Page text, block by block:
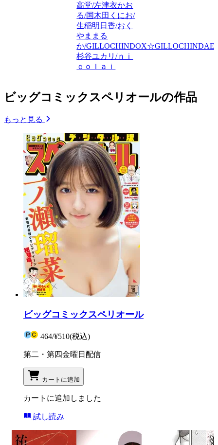
高堂/左津衣かお
る/国木田くにお/
生稲明日香/おく
やままる
か/GILLOCHINDOX☆GILLOCHINDAE/
杉谷ユカリ/ｎｉ
ｃｏｌａｉ
ビッグコミックスペリオールの作品
もっと見る
ビッグコミックスペリオール
464/¥510(税込)
第二・第四金曜日配信
カートに追加
カートに追加しました
試し読み